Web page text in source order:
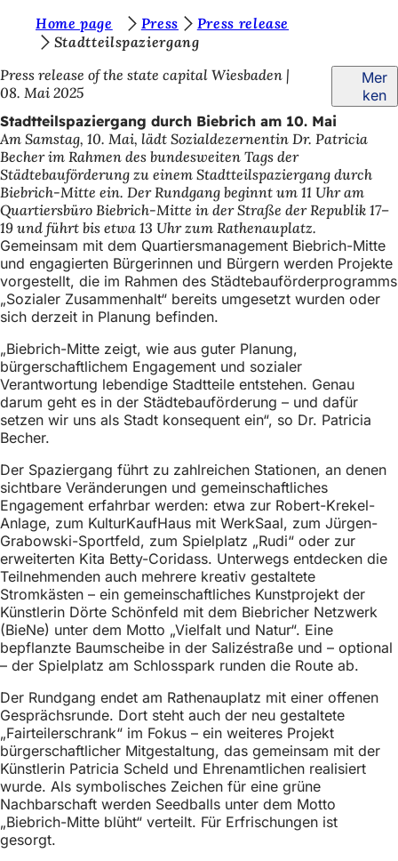
Inhalt anspringen
e
b
e
f
i
n
d
e
n
s
i
c
h
h
i
e
r
:
Home page Press
Press release
Stadtteilspaziergang
Press release of the state capital Wiesbaden
08. Mai 2025
Mer
ken
Stadtteilspaziergang durch Biebrich am 10. Mai
Am Samstag, 10. Mai, lädt Sozialdezernentin Dr. Patricia
Becher im Rahmen des bundesweiten Tags der
Städtebauförderung zu einem Stadtteilspaziergang durch
Biebrich-Mitte ein. Der Rundgang beginnt um 11 Uhr am
Quartiersbüro Biebrich-Mitte in der Straße der Republik 17–
19 und führt bis etwa 13 Uhr zum Rathenauplatz.
Gemeinsam mit dem Quartiersmanagement Biebrich-Mitte
und engagierten Bürgerinnen und Bürgern werden Projekte
vorgestellt, die im Rahmen des Städtebauförderprogramms
„Sozialer Zusammenhalt“ bereits umgesetzt wurden oder
sich derzeit in Planung befinden.
„Biebrich-Mitte zeigt, wie aus guter Planung,
bürgerschaftlichem Engagement und sozialer
Verantwortung lebendige Stadtteile entstehen. Genau
darum geht es in der Städtebauförderung – und dafür
setzen wir uns als Stadt konsequent ein“, so Dr. Patricia
Becher.
Der Spaziergang führt zu zahlreichen Stationen, an denen
sichtbare Veränderungen und gemeinschaftliches
Engagement erfahrbar werden: etwa zur Robert-Krekel-
Anlage, zum KulturKaufHaus mit WerkSaal, zum Jürgen-
Grabowski-Sportfeld, zum Spielplatz „Rudi“ oder zur
erweiterten Kita Betty-Coridass. Unterwegs entdecken die
Teilnehmenden auch mehrere kreativ gestaltete
Stromkästen – ein gemeinschaftliches Kunstprojekt der
Künstlerin Dörte Schönfeld mit dem Biebricher Netzwerk
(BieNe) unter dem Motto „Vielfalt und Natur“. Eine
bepflanzte Baumscheibe in der Salizéstraße und – optional
– der Spielplatz am Schlosspark runden die Route ab.
Der Rundgang endet am Rathenauplatz mit einer offenen
Gesprächsrunde. Dort steht auch der neu gestaltete
„Fairteilerschrank“ im Fokus – ein weiteres Projekt
bürgerschaftlicher Mitgestaltung, das gemeinsam mit der
Künstlerin Patricia Scheld und Ehrenamtlichen realisiert
wurde. Als symbolisches Zeichen für eine grüne
Nachbarschaft werden Seedballs unter dem Motto
„Biebrich-Mitte blüht“ verteilt. Für Erfrischungen ist
gesorgt.